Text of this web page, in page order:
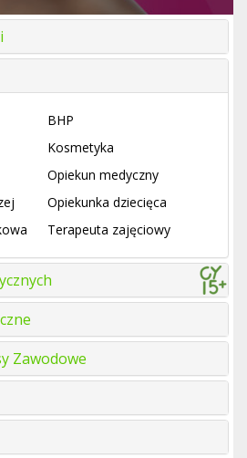
BHP
Kosmetyka
Opiekun medyczny
Opiekunka dziecięca
Terapeuta zajęciowy
Zawodowe